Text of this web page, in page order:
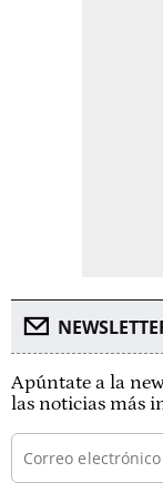
Apúntate a la
las noticias más